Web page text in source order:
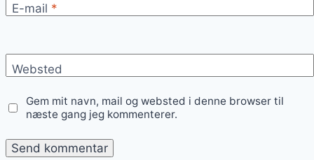
E-mail *
Websted
Gem mit navn, mail og websted i denne browser til
næste gang jeg kommenterer.